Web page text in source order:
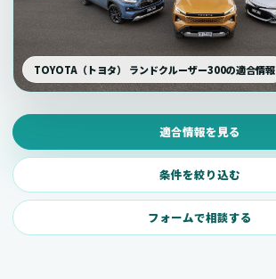
適合情報を見る
条件を絞り込む
フォームで相談する
TOYOTA（トヨタ） ランドクルーザー300の適合情報